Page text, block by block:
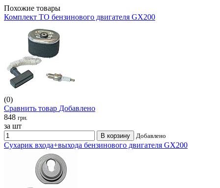
Похожие товары
Комплект ТО бензинового двигателя GX200
(0)
Сравнить товар Добавлено
848 грн.
за шт
В корзину Добавлено
Сухарик входа+выхода бензинового двигателя GX200